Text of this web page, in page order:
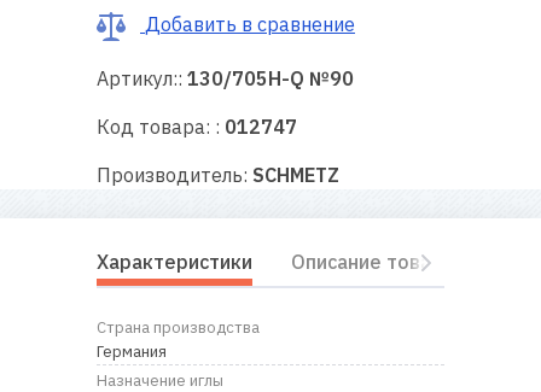
нас
Добавить в сравнение
Артикул:: 130/705H-Q №90
Код товара: : 012747
Производитель: SCHMETZ
Характеристики Описание товара
Страна производства
Германия
Назначение иглы